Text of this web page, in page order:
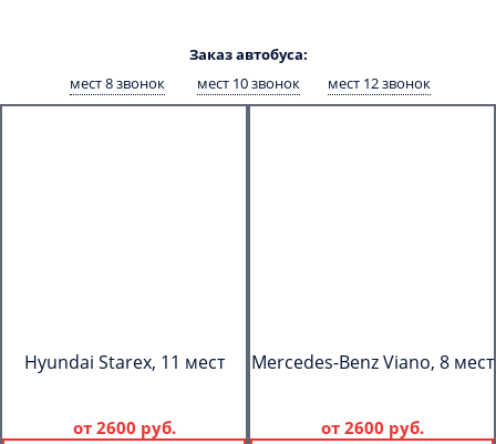
Заказ автобуса:
мест 8 звонок
мест 10 звонок мест 12 звонок
Hyundai Starex, 11 мест
от 2600 руб.
Mercedes-Benz Viano, 8 мест
от 2600 руб.
обработку моих Персональных данных